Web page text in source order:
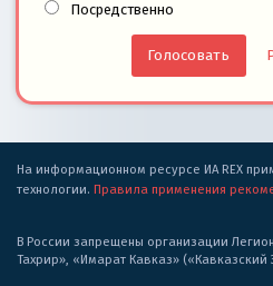
Посредственно
На информационном ресурсе ИА REX
технологии. Правила применения
В России запрещены организации
Тахрир», «Имарат Кавказ»